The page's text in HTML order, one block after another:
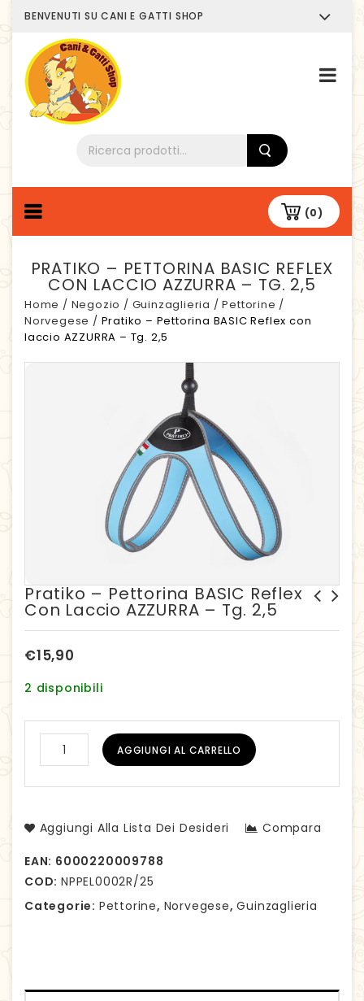
BENVENUTI SU CANI E GATTI SHOP
(0)
PRATIKO – PETTORINA BASIC REFLEX
CON LACCIO AZZURRA – TG. 2,5
Home / Negozio / Guinzaglieria /Pettorine /
Norvegese / Pratiko – Pettorina BASIC Reflex con
laccio AZZURRA – Tg. 2,5
Pratiko – Pettorina BASIC Reflex
Con Laccio AZZURRA – Tg. 2,5
€15,90
2 disponibili
AGGIUNGI AL CARRELLO
Aggiungi Alla Lista Dei Desideri Compara
EAN: 6000220009788
COD: NPPEL0002R/25
Categorie: Pettorine, Norvegese,Guinzaglieria